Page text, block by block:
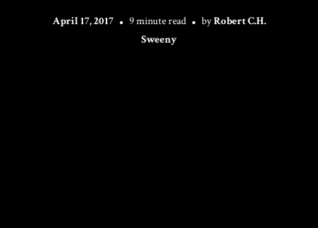
April 17, 2017 9 minute read byRobert C.H.
Sweeny